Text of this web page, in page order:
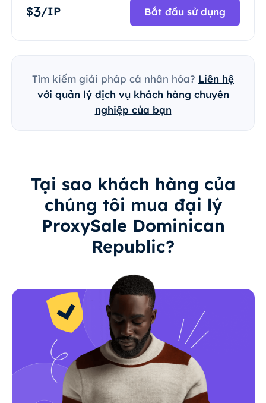
$3/IP Bắt đầu sử dụng
Tìm kiếm giải pháp cá nhân hóa? Liên hệ
với quản lý dịch vụ khách hàng chuyên
nghiệp của bạn
Tại sao khách hàng của
chúng tôi mua đại lý
ProxySale Dominican
Republic?